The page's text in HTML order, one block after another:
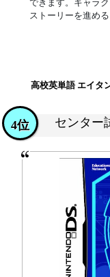
できます。キャラ
ストーリーを進める
高校英単語 エイタ
センター
4位